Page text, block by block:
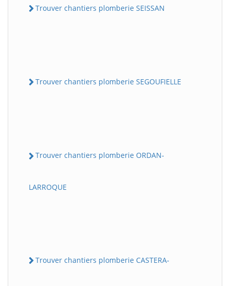
Trouver chantiers plomberie SEISSAN
Trouver chantiers plomberie SEGOUFIELLE
Trouver chantiers plomberie ORDAN-
LARROQUE
Trouver chantiers plomberie CASTERA-